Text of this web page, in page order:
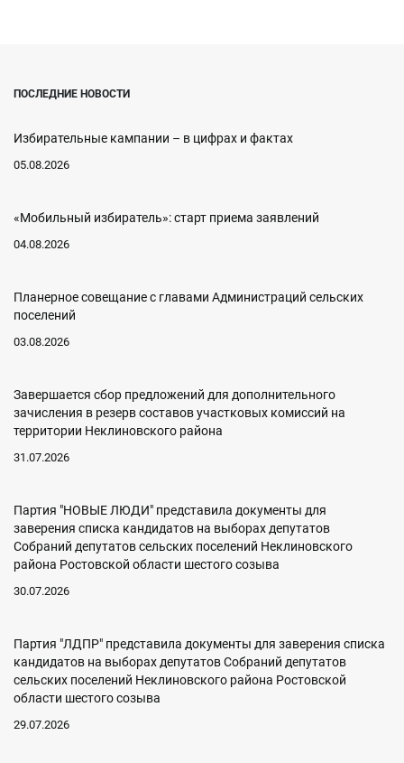
ПОСЛЕДНИЕ НОВОСТИ
Избирательные кампании – в цифрах и фактах
05.08.2026
«Мобильный избиратель»: старт приема заявлений
04.08.2026
Планерное совещание с главами Администраций сельских
поселений
03.08.2026
Завершается сбор предложений для дополнительного
зачисления в резерв составов участковых комиссий на
территории Неклиновского района
31.07.2026
Партия "НОВЫЕ ЛЮДИ" представила документы для
заверения списка кандидатов на выборах депутатов
Собраний депутатов сельских поселений Неклиновского
района Ростовской области шестого созыва
30.07.2026
Партия "ЛДПР" представила документы для заверения списка
кандидатов на выборах депутатов Собраний депутатов
сельских поселений Неклиновского района Ростовской
области шестого созыва
29.07.2026